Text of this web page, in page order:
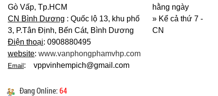
Gò Vấp, Tp.HCM
CN Bình Dương : Quốc lộ 13, khu phố
3, P.Tân Định, Bến Cát, Bình Dương
Điện thoại: 0908880495
website: www.vanphongphamvhp.com
Email: vppvinhempich@gmail.com
hằng ngày
» Kể cả thứ 7 -
CN
Đang Online:64